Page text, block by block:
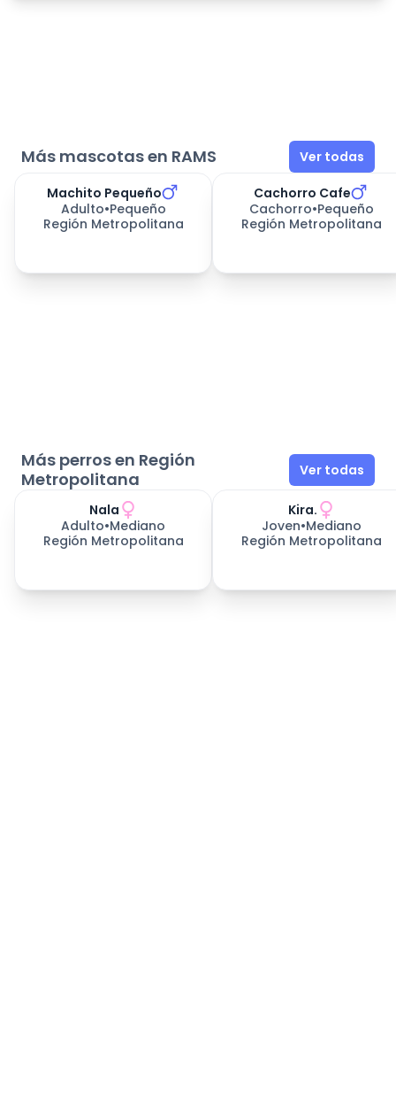
Más mascotas en RAMS Ver todas
Machito Pequeño
Adulto•Pequeño
Región Metropolitana
Cachorro Cafe
Cachorro•Pequeño
Región Metropolitana
Más perros en Región
Metropolitana
Ver todas
Nala
Adulto•Mediano
Región Metropolitana
Kira.
Joven•Mediano
Región Metropolitana